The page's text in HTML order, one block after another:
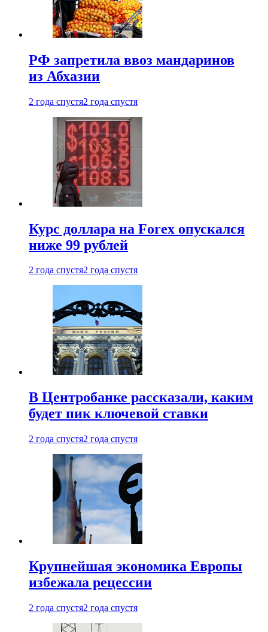
РФ запретила ввоз мандаринов
из Абхазии
2 года спустя2 года спустя
Курс доллара на Forex опускался
ниже 99 рублей
2 года спустя2 года спустя
В Центробанке рассказали, каким
будет пик ключевой ставки
2 года спустя2 года спустя
Крупнейшая экономика Европы
избежала рецессии
2 года спустя2 года спустя